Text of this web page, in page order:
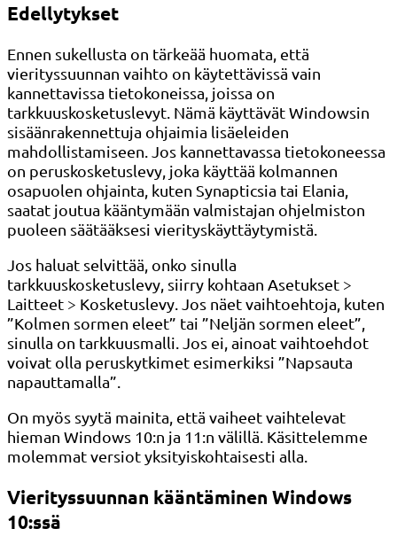
Edellytykset
Ennen sukellusta on tärkeää huomata, että
vierityssuunnan vaihto on käytettävissä vain
kannettavissa tietokoneissa, joissa on
tarkkuuskosketuslevyt. Nämä käyttävät Windowsin
sisäänrakennettuja ohjaimia lisäeleiden
mahdollistamiseen. Jos kannettavassa tietokoneessa
on peruskosketuslevy, joka käyttää kolmannen
osapuolen ohjainta, kuten Synapticsia tai Elania,
saatat joutua kääntymään valmistajan ohjelmiston
puoleen säätääksesi vierityskäyttäytymistä.
Jos haluat selvittää, onko sinulla
tarkkuuskosketuslevy, siirry kohtaan Asetukset >
Laitteet > Kosketuslevy. Jos näet vaihtoehtoja, kuten
”Kolmen sormen eleet” tai ”Neljän sormen eleet”,
sinulla on tarkkuusmalli. Jos ei, ainoat vaihtoehdot
voivat olla peruskytkimet esimerkiksi ”Napsauta
napauttamalla”.
On myös syytä mainita, että vaiheet vaihtelevat
hieman Windows 10:n ja 11:n välillä. Käsittelemme
molemmat versiot yksityiskohtaisesti alla.
Vierityssuunnan kääntäminen Windows
10:ssä